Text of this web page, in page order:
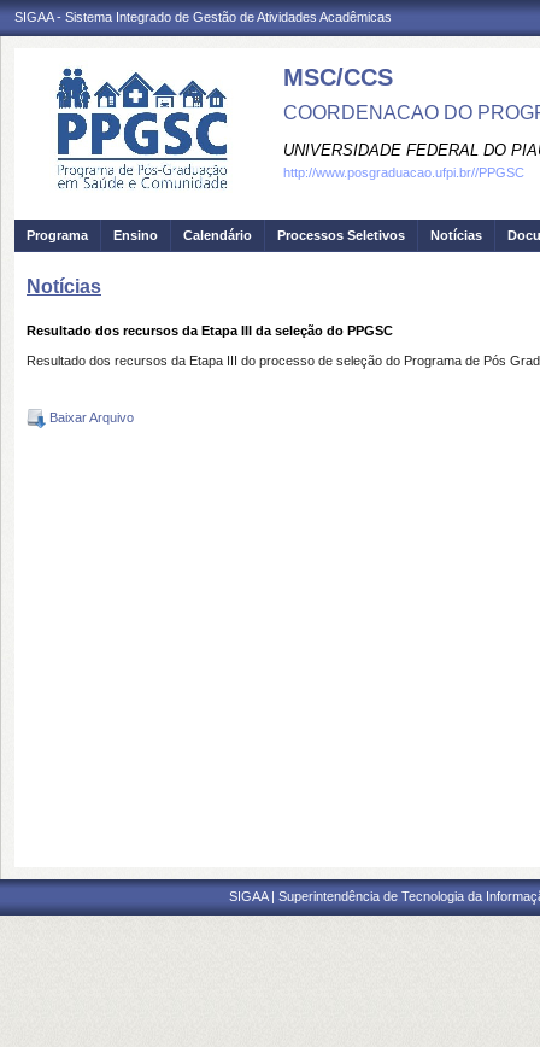
SIGAA - Sistema Integrado de Gestão de Atividades Acadêmicas
MSC/CCS
COORDENACAO DO
UNIVERSIDADE FEDERAL DO
http://www.posgraduacao.ufpi.br//PPGSC
Programa Ensino Calendário Processos Seletivos Notícias
Notícias
Resultado dos recursos da Etapa III da seleção do PPGSC
Resultado dos recursos da Etapa III do processo de seleção do Programa de Pós
Baixar Arquivo
SIGAA | Superintendência de Tecnologia da